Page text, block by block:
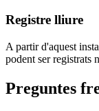
Registre lliure
A partir d'aquest
podent ser registrats
Preguntes